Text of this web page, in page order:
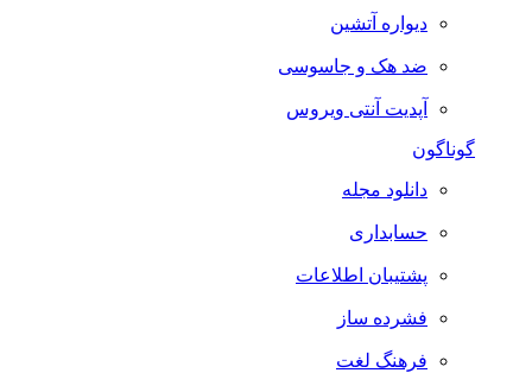
دیواره آتشین
ضد هک و جاسوسی
آپدیت آنتی ویروس
گوناگون
دانلود مجله
حسابداری
پشتیبان اطلاعات
فشرده ساز
فرهنگ لغت